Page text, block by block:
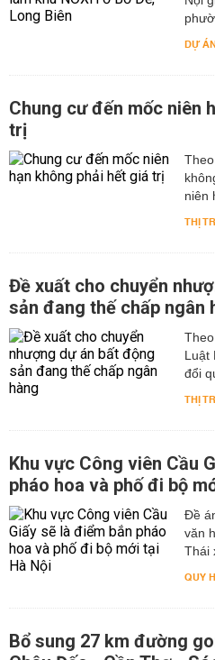
DỰ
Chung cư đến mốc niên
trị
niên
THỊ
Đề xuất cho chuyển
sản đang thế chấp ngân
Luật
đổi
THỊ
Khu vực Công viên Cầu
pháo hoa và phố đi bộ
Đề
văn
Thái
QUY
Bổ sung 27 km đường